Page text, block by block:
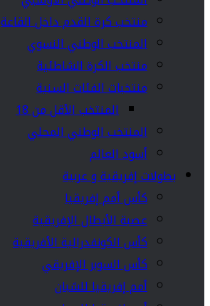
منتخب كرة القدم داخل القاعة
المنتخب الوطني النسوي
منتخب الكرة الشاطئية
منتخبات الفئات السنية
المنتخب الأقل من 18
المنتخب الوطني المحلي
أسود العالم
بطولات إفريقية و عربية
كأس أمم إفريقيا
عصبة الأبطال الإفريقية
كأس الكونفدرالية الأفريقية
كأس السوبر الإفريقي
أمم إفريقيا للشبان